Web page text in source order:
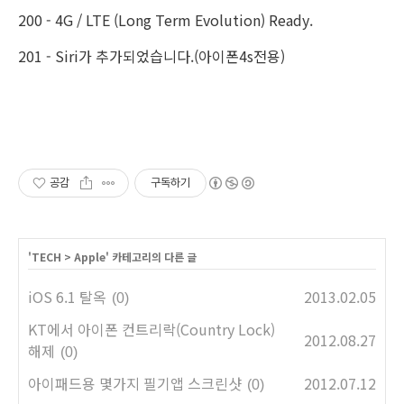
200 - 4G / LTE (Long Term Evolution) Ready.
201 - Siri가 추가되었습니다.(아이폰4s전용)
공감 구독하기
'TECH > Apple' 카테고리의 다른 글
iOS 6.1 탈옥 (0)
2013.02.05
KT에서 아이폰 컨트리락(Country Lock)
해제 (0)
2012.08.27
아이패드용 몇가지 필기앱 스크린샷 (0)
2012.07.12